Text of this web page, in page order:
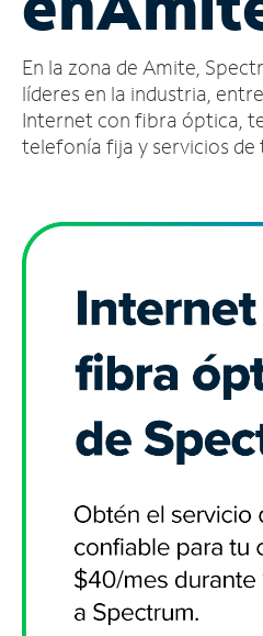
cuenta
Encuentra
una
tienda
En la zona de Amite,
líderes en la industria,
Internet con fibra óptica,
telefonía fija y servicios de